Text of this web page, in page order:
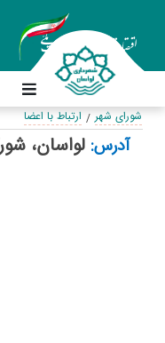
شورای شهر ارتباط با اعضا
آدرس: لواسان،